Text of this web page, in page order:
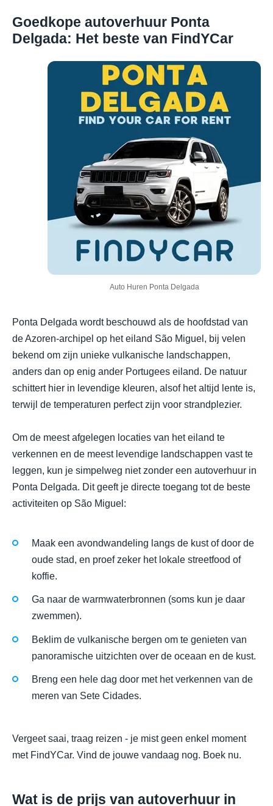
Goedkope autoverhuur Ponta
Delgada: Het beste van FindYCar
Auto Huren Ponta Delgada
Ponta Delgada wordt beschouwd als de hoofdstad van
de Azoren-archipel op het eiland São Miguel, bij velen
bekend om zijn unieke vulkanische landschappen,
anders dan op enig ander Portugees eiland. De natuur
schittert hier in levendige kleuren, alsof het altijd lente is,
terwijl de temperaturen perfect zijn voor strandplezier.
Om de meest afgelegen locaties van het eiland te
verkennen en de meest levendige landschappen vast te
leggen, kun je simpelweg niet zonder een autoverhuur in
Ponta Delgada. Dit geeft je directe toegang tot de beste
activiteiten op São Miguel:
Maak een avondwandeling langs de kust of door de
oude stad, en proef zeker het lokale streetfood of
koffie.
Ga naar de warmwaterbronnen (soms kun je daar
zwemmen).
Beklim de vulkanische bergen om te genieten van
panoramische uitzichten over de oceaan en de kust.
Breng een hele dag door met het verkennen van de
meren van Sete Cidades.
Vergeet saai, traag reizen - je mist geen enkel moment
met FindYCar. Vind de jouwe vandaag nog. Boek nu.
Wat is de prijs van autoverhuur in